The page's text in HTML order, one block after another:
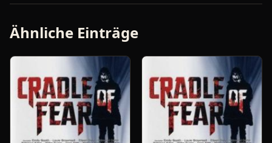
Ähnliche Einträge